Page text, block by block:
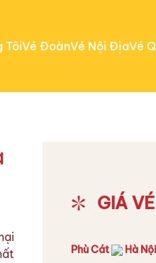
TôiVé ĐoànVé Nội ĐịaVé
GIÁ
Phù Cát Hà Nội